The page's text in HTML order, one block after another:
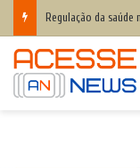
Regulação da saúde